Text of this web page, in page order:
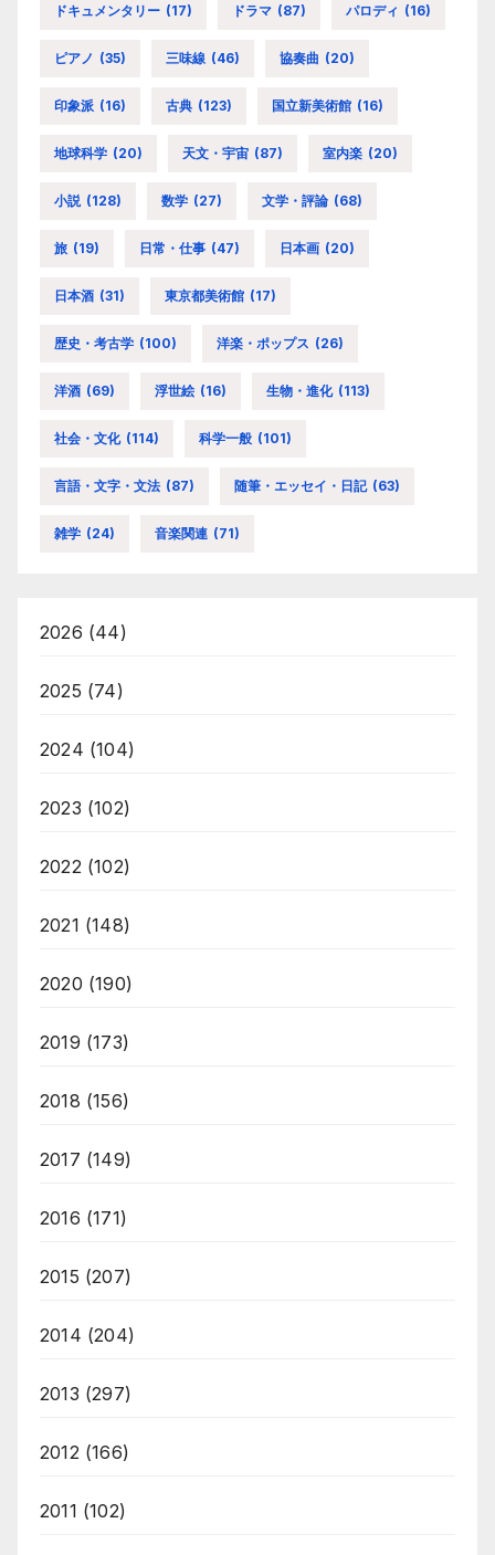
ドキュメンタリー (17) ドラマ (87) パロディ (16)
ピアノ (35) 三味線 (46) 協奏曲 (20)
印象派 (16) 古典 (123) 国立新美術館 (16)
地球科学 (20) 天文・宇宙 (87) 室内楽 (20)
小説 (128) 数学 (27) 文学・評論 (68)
旅 (19) 日常・仕事 (47) 日本画 (20)
日本酒 (31) 東京都美術館 (17)
歴史・考古学 (100) 洋楽・ポップス (26)
洋酒 (69) 浮世絵 (16) 生物・進化 (113)
社会・文化 (114) 科学一般 (101)
言語・文字・文法 (87) 随筆・エッセイ・日記 (63)
雑学 (24) 音楽関連 (71)
2026 (44)
2025 (74)
2024 (104)
2023 (102)
2022 (102)
2021 (148)
2020 (190)
2019 (173)
2018 (156)
2017 (149)
2016 (171)
2015 (207)
2014 (204)
2013 (297)
2012 (166)
2011 (102)